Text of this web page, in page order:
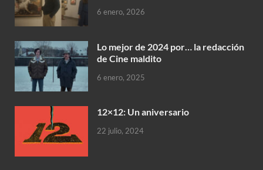
6 enero, 2026
Lo mejor de 2024 por… la redacción
de Cine maldito
6 enero, 2025
12×12: Un aniversario
22 julio, 2024